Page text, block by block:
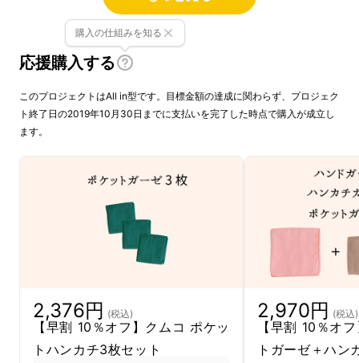
応援購入する
購入の仕組みを知る
このプロジェクトはAll in型です。目標金額の達成に関わらず、プロジェク
ト終了日の2019年10月30日までに支払いを完了した時点で購入が成立し
ます。
2,376円 (税込)
【早割 10％オフ】クムコ ポケッ
トハンカチ3枚セット
2,970円 (税込)
【早割 10％オ
トガーゼ＋ハン